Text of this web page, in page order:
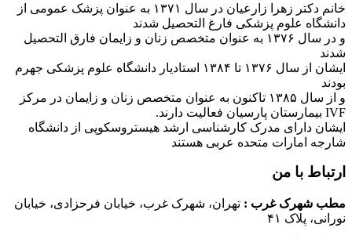
خانم دکتر زهرا زارعیان در سال ۱۳۷۱ به عنوان پزشک عمومی از
دانشگاه علوم پزشکی فارغ التحصیل شدند
و در سال ۱۳۷۶ به عنوان متخصص زنان و زایمان فارق التحصیل
شدند
ایشان از سال ۱۳۷۶ تا ۱۳۸۴ استادیار دانشگاه علوم پزشکی جهرم
بودند
و از سال ۱۳۸۵ تاکنون به عنوان متخصص زنان و زایمان در مرکز
IVF بیمارستان پارسیان فعالیت دارند.
ایشان دارای مدرک کارشناسی ارشد هیستروسکوپی از دانشگاه
شارجه امارات متحده عربی هستند
ارتباط با من
مطب شهرک غرب : تهران، شهرک غرب، خیابان فرحزادی، خیابان
نورانی، پلاک ۴۱